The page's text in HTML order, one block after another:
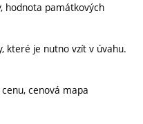
hodnota památkových
které je nutno vzít v úvahu.
cenová mapa